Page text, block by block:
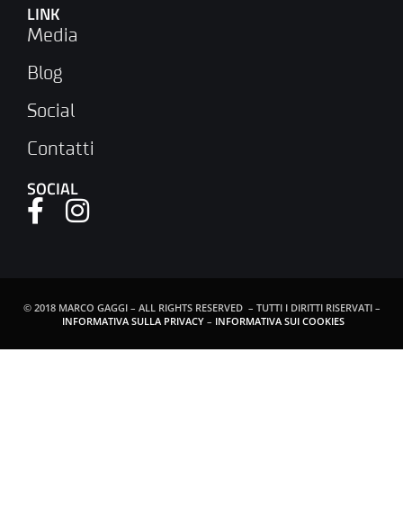
LINK
Media
Blog
Social
Contatti
SOCIAL
© 2018 MARCO GAGGI – ALL RIGHTS RESERVED – TUTTI I DIRITTI RISERVATI –
INFORMATIVA SULLA PRIVACY– INFORMATIVA SUI COOKIES